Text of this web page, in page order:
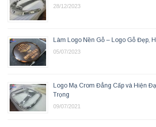
28/12/2023
Làm Logo Nền Gỗ – Logo Gỗ Đẹp,
05/07/2023
Logo Mạ Crom Đẳng Cấp và Hiện
Trọng
09/07/2021